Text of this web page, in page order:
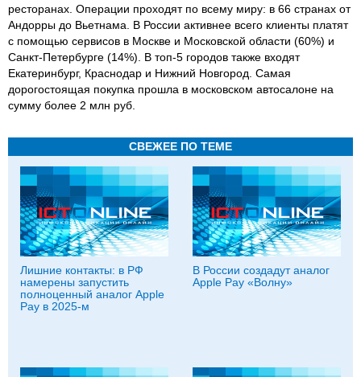
ресторанах. Операции проходят по всему миру: в 66 странах от
Андорры до Вьетнама. В России активнее всего клиенты платят
с помощью сервисов в Москве и Московской области (60%) и
Санкт-Петербурге (14%). В топ-5 городов также входят
Екатеринбург, Краснодар и Нижний Новгород. Самая
дорогостоящая покупка прошла в московском автосалоне на
сумму более 2 млн руб.
СВЕЖЕЕ ПО ТЕМЕ
Лишние контакты: в РФ
намерены запустить
полноценный аналог Apple
Pay в 2025-м
В России создадут аналог
Apple Pay «Волну»